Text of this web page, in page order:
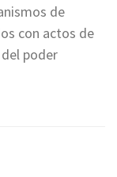
de
con actos de
poder